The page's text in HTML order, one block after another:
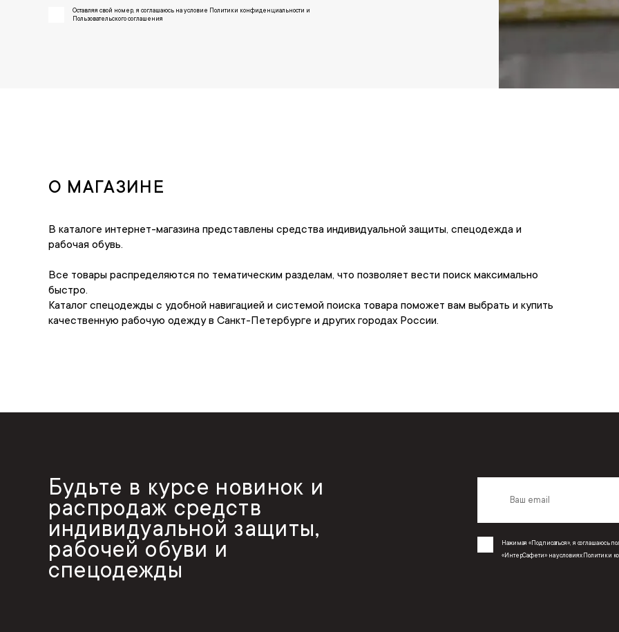
Оставляя свой номер, я соглашаюсь на условие Политики конфиденциальности и
Пользовательского соглашения
О МАГАЗИНЕ
В каталоге интернет-магазина представлены средства индивидуальной защиты, спецодежда и
рабочая обувь.
Все товары распределяются по тематическим разделам, что позволяет вести поиск максимально
быстро.
Каталог спецодежды с удобной навигацией и системой поиска товара поможет вам выбрать и купить
качественную рабочую одежду в Санкт-Петербурге и других городах России.
Будьте в курсе новинок и
распродаж средств
индивидуальной защиты,
рабочей обуви и
спецодежды
Нажимая «Подписаться», я соглашаюсь
«ИнтерСафети» на условиях Политики